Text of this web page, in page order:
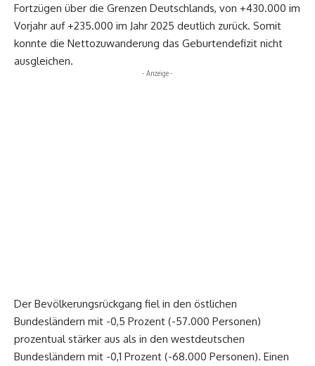
Fortzügen über die Grenzen Deutschlands, von +430.000 im
Vorjahr auf +235.000 im Jahr 2025 deutlich zurück. Somit
konnte die Nettozuwanderung das Geburtendefizit nicht
ausgleichen.
- Anzeige -
Der Bevölkerungsrückgang fiel in den östlichen
Bundesländern mit -0,5 Prozent (-57.000 Personen)
prozentual stärker aus als in den westdeutschen
Bundesländern mit -0,1 Prozent (-68.000 Personen). Einen